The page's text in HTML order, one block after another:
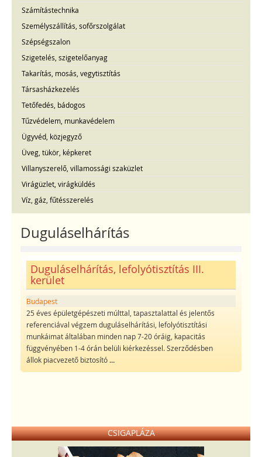
Számítástechnika
Személyszállítás, sofőrszolgálat
Szépségszalon
Szigetelés, szigetelőanyag
Takarítás, mosás, vegytisztítás
Társasházkezelés
Tetőfedés, bádogos
Tűzvédelem, munkavédelem
Ügyvéd, közjegyző
Üveg, tükör, képkeret
Villanyszerelő, villamossági szaküzlet
Virágüzlet, virágküldés
Víz, gáz, fűtésszerelés
Duguláselhárítás
Duguláselhárítás, lefolyótisztítás III.
kerület
Budapest
25 éves épületgépészeti múlttal, tapasztalattal és jelentős
referenciával végzem duguláselhárítási, lefolyótisztítási
munkáimat általában minden nap 7-20 óráig, kapacitás
függvényében 1-4 órán belüli kiérkezéssel. Szerződésben
állok piacvezető biztosító...
CSIGAPLÁZA